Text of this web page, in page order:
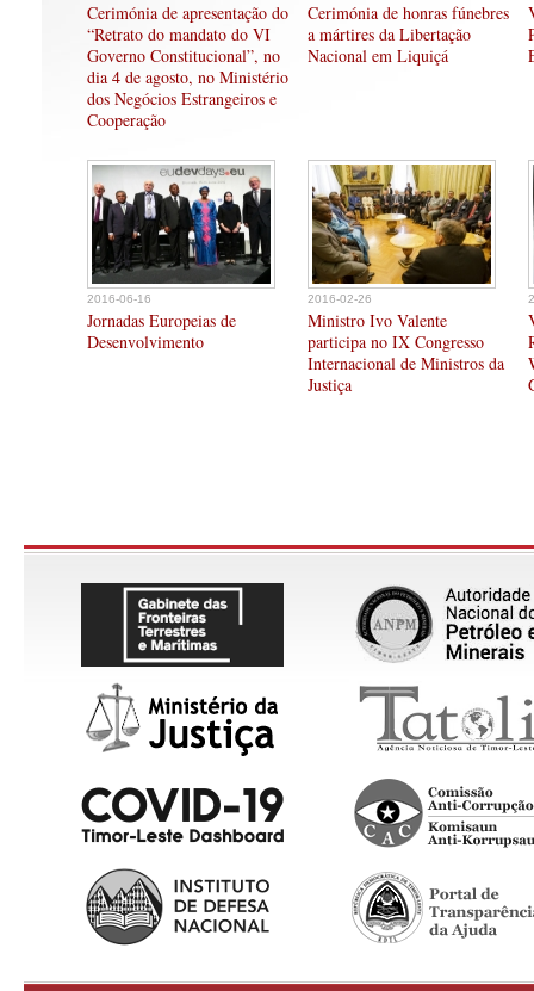
Cerimónia de apresentação do
“Retrato do mandato do VI
Governo Constitucional”, no
dia 4 de agosto, no Ministério
dos Negócios Estrangeiros e
Cooperação
Cerimónia de honras fúnebres
a mártires da Libertação
Nacional em Liquiçá
2016-06-16
Jornadas Europeias de
Desenvolvimento
2016-02-26
Ministro Ivo Valente
participa no IX Congresso
Internacional de Ministros da
Justiça